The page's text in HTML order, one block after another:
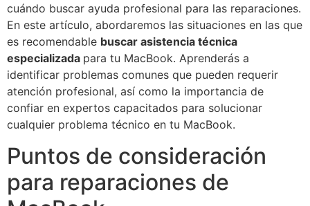
cuándo buscar ayuda profesional para las reparaciones.
En este artículo, abordaremos las situaciones en las que
es recomendable buscar asistencia técnica
especializada para tu MacBook. Aprenderás a
identificar problemas comunes que pueden requerir
atención profesional, así como la importancia de
confiar en expertos capacitados para solucionar
cualquier problema técnico en tu MacBook.
Puntos de consideración
para reparaciones de